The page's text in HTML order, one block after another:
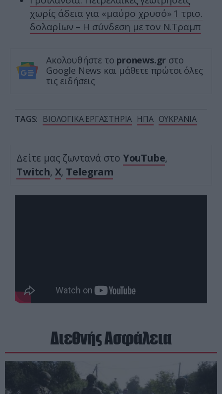
χωρίς άδεια για «μαύρο χρυσό» 1 τρισ.
δολαρίων – Η σύνδεση με τον Ν.Τραμπ
Ακολουθήστε το pronews.gr στο
Google News και μάθετε πρώτοι όλες
τις ειδήσεις
TAGS: ΒΙΟΛΟΓΙΚΑ ΕΡΓΑΣΤΗΡΙΑ ΗΠΑ ΟΥΚΡΑΝΙΑ
Δείτε μας ζωντανά στο YouTube,
Twitch, X, Telegram
Διεθνής Ασφάλεια